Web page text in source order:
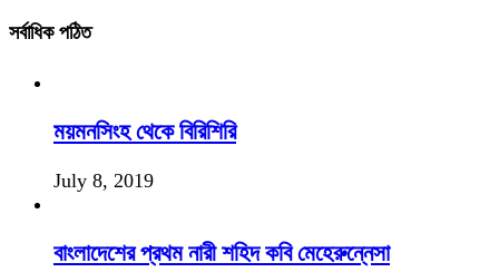
সর্বাধিক পঠিত
ময়মনসিংহ থেকে বিরিশিরি
July 8, 2019
বাংলাদেশের প্রথম নারী শহিদ কবি মেহেরুন্নেসা